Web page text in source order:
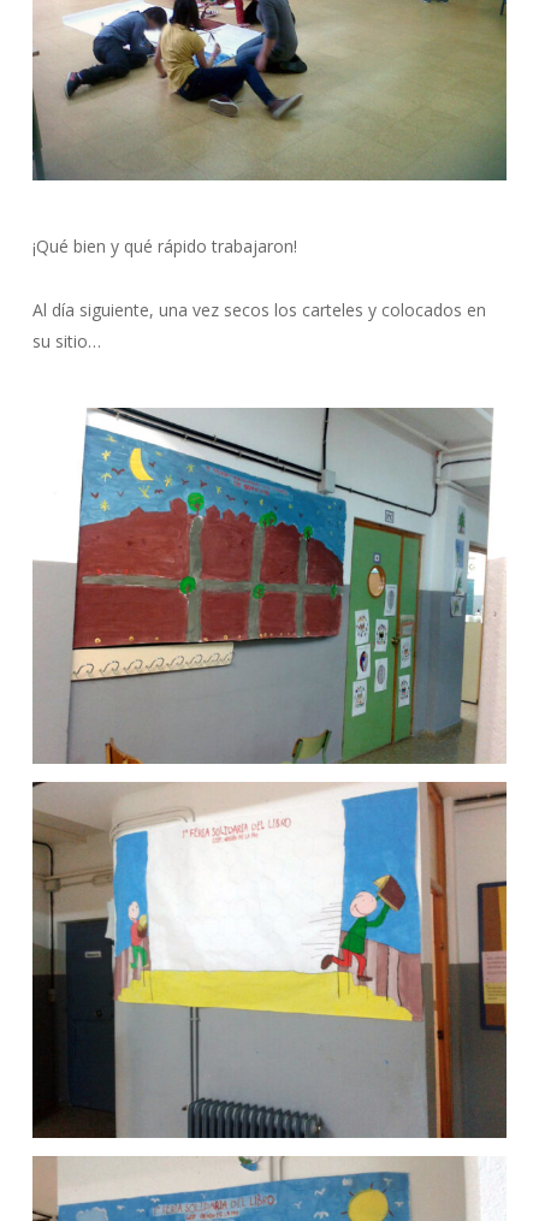
¡Qué bien y qué rápido trabajaron!
Al día siguiente, una vez secos los carteles y colocados en
su sitio…